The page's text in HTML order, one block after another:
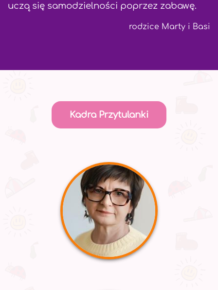
uczą się samodzielności poprzez zabawę.
rodzice Marty i Basi
Kadra Przytulanki